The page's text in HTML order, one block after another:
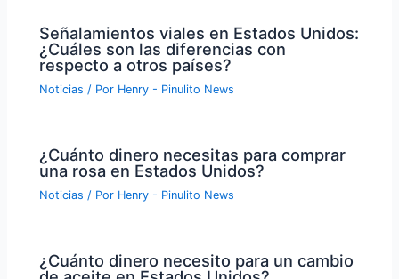
Señalamientos viales en Estados Unidos:
¿Cuáles son las diferencias con
respecto a otros países?
Noticias / Por Henry - Pinulito News
¿Cuánto dinero necesitas para comprar
una rosa en Estados Unidos?
Noticias / Por Henry - Pinulito News
¿Cuánto dinero necesito para un cambio